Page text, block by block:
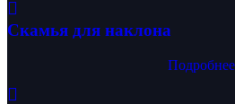
Скамья для наклона
Подробнее